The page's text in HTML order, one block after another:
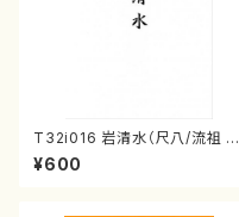
T32i016 岩清水（尺八/流祖 中
尾都山/楽譜）都山：15
¥600